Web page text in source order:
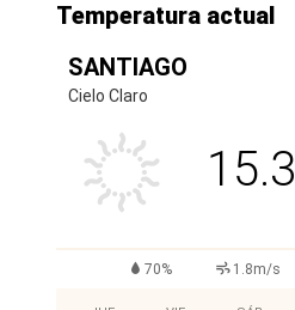
Temperatura actual
SANTIAGO
Cielo Claro
15.3
70% 1.8m/s